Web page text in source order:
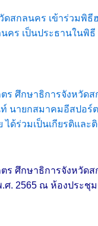
สกลนคร เข้าร่วม
ร เป็นประธานใน
ศึกษาธิการจังหวัด
ท์ นายกสมาคมอีสป
ด้ร่วมเป็นเกียรติแ
ร ศึกษาธิการจังหวั
. 2565 ณ ห้องประ